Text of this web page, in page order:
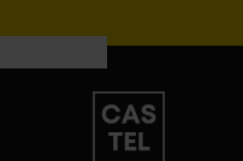
3.850 DZD
2.450 DZD